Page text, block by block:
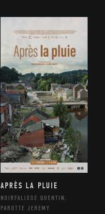
APRÈS LA PLUIE
NOIRFALISSE QUENTIN,
PAROTTE JEREMY